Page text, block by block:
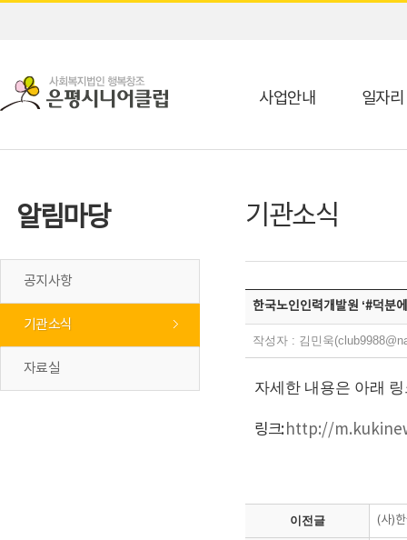
사업안내 일자
알림마당
공지사항
기관소식
자료실
기관소식
한국노인인력개발원 ‘#덕분
작성자 : 김민욱
자세한 내용은 아래
링크:http://
이전글 (사)